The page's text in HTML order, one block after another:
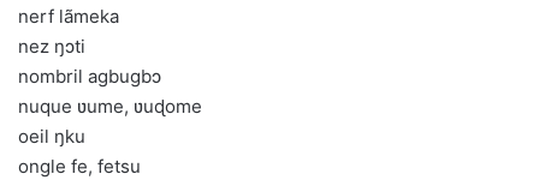
nerf lãmeka
nez ŋɔti
nombril agbugbɔ
nuque ʋume, ʋuɖome
oeil ŋku
ongle fe, fetsu